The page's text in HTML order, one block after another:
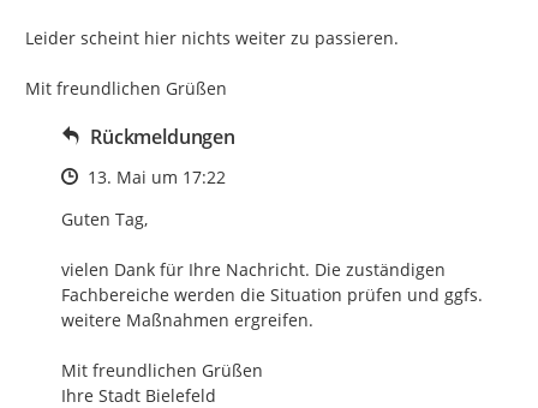
Leider scheint hier nichts weiter zu passieren.
Mit freundlichen Grüßen
Rückmeldungen
Zeitpunkt des Erstellens
13. Mai um 17:22
Guten Tag,
vielen Dank für Ihre Nachricht. Die zuständigen
Fachbereiche werden die Situation prüfen und ggfs.
weitere Maßnahmen ergreifen.
Mit freundlichen Grüßen
Ihre Stadt Bielefeld